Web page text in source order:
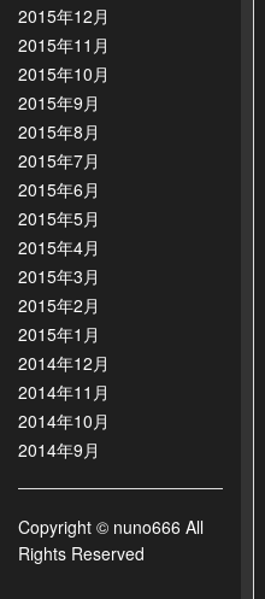
2015年12月
2015年11月
2015年10月
2015年9月
2015年8月
2015年7月
2015年6月
2015年5月
2015年4月
2015年3月
2015年2月
2015年1月
2014年12月
2014年11月
2014年10月
2014年9月
Copyright © nuno666 All
Rights Reserved